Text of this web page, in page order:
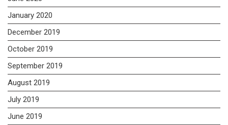
January 2020
December 2019
October 2019
September 2019
August 2019
July 2019
June 2019